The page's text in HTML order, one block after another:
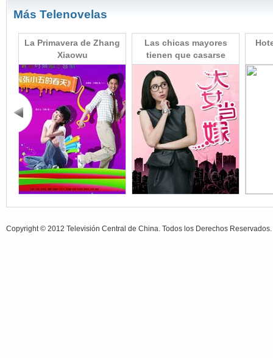
Más Telenovelas
La Primavera de Zhang
Xiaowu
Las chicas mayores
tienen que casarse
Copyright © 2012 Televisión Central de China. Todos los Derechos Reservados.